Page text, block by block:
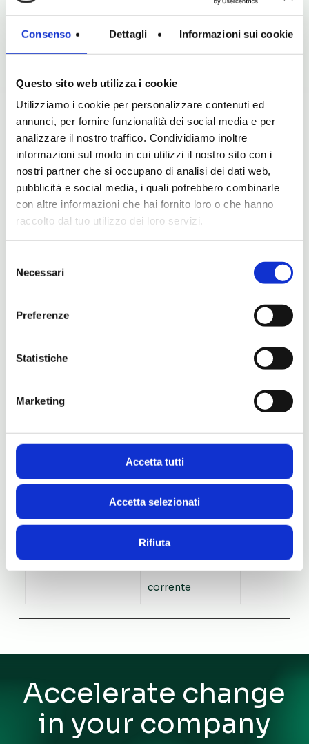
Consenso Dettagli Informazioni sui cookie
Questo sito web utilizza i cookie
Utilizziamo i cookie per personalizzare contenuti ed
annunci, per fornire funzionalità dei social media e per
analizzare il nostro traffico. Condividiamo inoltre
informazioni sul modo in cui utilizzi il nostro sito con i
nostri partner che si occupano di analisi dei dati web,
pubblicità e social media, i quali potrebbero combinarle
con altre informazioni che hai fornito loro o che hanno
raccolto dal tuo utilizzo dei loro servizi.
delNecessari
Preferenze
Statistiche
Marketing
Accetta tutti
Accetta selezionati
Rifiuta
I cookie necessari contribuiscono a
rendere fruibile il sito web abilitandone
funzionalità di base quali la navigazione
protette del sito. Il sito web non è in
grado di funzionare correttamente
senza questi cookie.
Nome FornitoreScopo
Durata
prodotti CMP.
Sessi
one
consenso ai
cookie
dell'utente per il
dominio
corrente
Accelerate change
in your company